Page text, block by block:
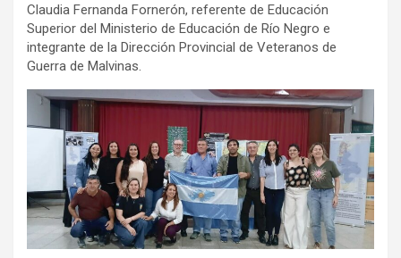
Claudia Fernanda Fornerón, referente de Educación
Superior del Ministerio de Educación de Río Negro e
integrante de la Dirección Provincial de Veteranos de
Guerra de Malvinas.